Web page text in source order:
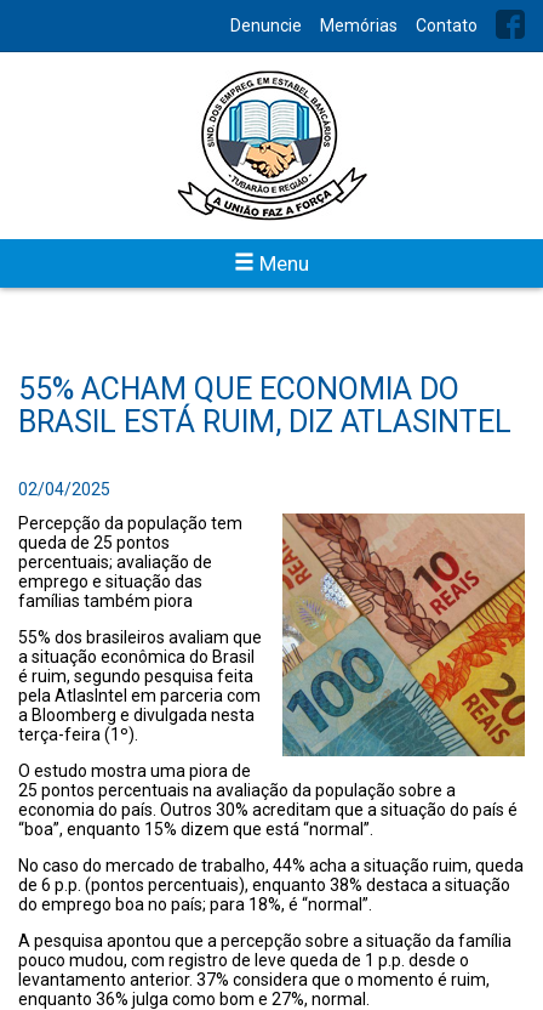
Denuncie Memórias Contato
Menu
55% ACHAM QUE ECONOMIA DO
BRASIL ESTÁ RUIM, DIZ ATLASINTEL
02/04/2025
Percepção da população tem
queda de 25 pontos
percentuais; avaliação de
emprego e situação das
famílias também piora
55% dos brasileiros avaliam que
a situação econômica do Brasil
é ruim, segundo pesquisa feita
pela AtlasIntel em parceria com
a Bloomberg e divulgada nesta
terça-feira (1º).
O estudo mostra uma piora de
25 pontos percentuais na avaliação da população sobre a
economia do país. Outros 30% acreditam que a situação do país é
“boa”, enquanto 15% dizem que está “normal”.
No caso do mercado de trabalho, 44% acha a situação ruim, queda
de 6 p.p. (pontos percentuais), enquanto 38% destaca a situação
do emprego boa no país; para 18%, é “normal”.
A pesquisa apontou que a percepção sobre a situação da família
pouco mudou, com registro de leve queda de 1 p.p. desde o
levantamento anterior. 37% considera que o momento é ruim,
enquanto 36% julga como bom e 27%, normal.